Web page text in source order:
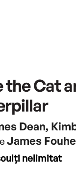
the Cat
Dean,
James
nelimitat